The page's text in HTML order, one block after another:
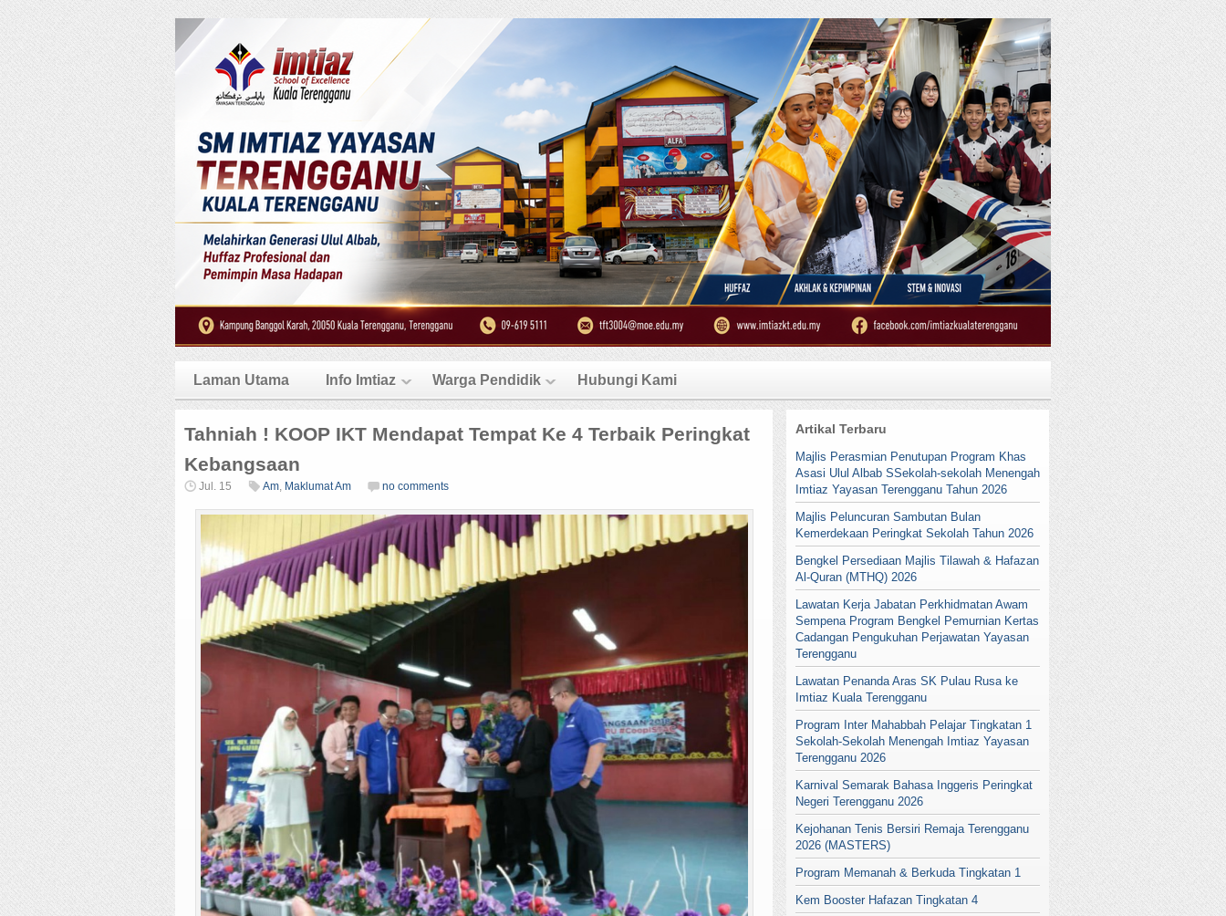
Laman Utama Info Imtiaz Warga Pendidik Hubungi Kami
Tahniah ! KOOP IKT Mendapat Tempat Ke 4 Terbaik Peringkat
Kebangsaan
Jul. 15 Am, Maklumat Am no comments
Artikal Terbaru
Majlis Perasmian Penutupan Program Khas
Asasi Ulul Albab SSekolah-sekolah Menengah
Imtiaz Yayasan Terengganu Tahun 2026
Majlis Peluncuran Sambutan Bulan
Kemerdekaan Peringkat Sekolah Tahun 2026
Bengkel Persediaan Majlis Tilawah & Hafazan
Al-Quran (MTHQ) 2026
Lawatan Kerja Jabatan Perkhidmatan Awam
Sempena Program Bengkel Pemurnian Kertas
Cadangan Pengukuhan Perjawatan Yayasan
Terengganu
Lawatan Penanda Aras SK Pulau Rusa ke
Imtiaz Kuala Terengganu
Program Inter Mahabbah Pelajar Tingkatan 1
Sekolah-Sekolah Menengah Imtiaz Yayasan
Terengganu 2026
Karnival Semarak Bahasa Inggeris Peringkat
Negeri Terengganu 2026
Kejohanan Tenis Bersiri Remaja Terengganu
2026 (MASTERS)
Program Memanah & Berkuda Tingkatan 1
Kem Booster Hafazan Tingkatan 4